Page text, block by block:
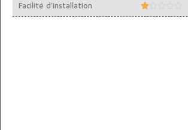
Facilité d'installation 